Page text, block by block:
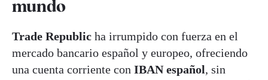
mundo
Trade Republic ha irrumpido con fuerza en el
mercado bancario español y europeo, ofreciendo
una cuenta corriente con IBAN español, sin